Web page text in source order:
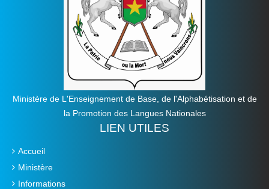
Ministère de L'Enseignement de Base, de l'Alphabétisation et de
la Promotion des Langues Nationales
LIEN UTILES
Accueil
Ministère
Informations